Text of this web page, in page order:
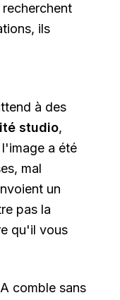
ils
à des
studio,
a été
mal
un
pas la
qu'il vous
comble sans